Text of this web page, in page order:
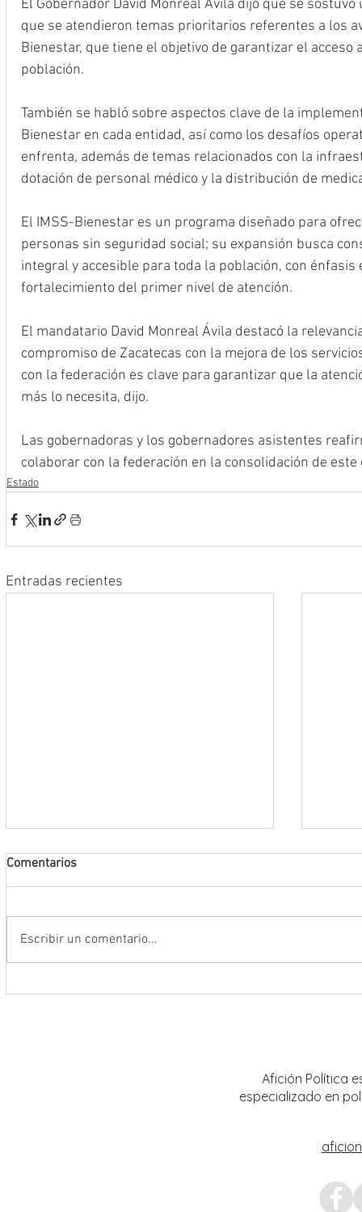
El Gobernador David Monreal Ávila dijo que se
que se atendieron temas prioritarios referentes a los
Bienestar, que tiene el objetivo de garantizar el
población.
También se habló sobre aspectos clave de la
Bienestar en cada entidad, así como los desafíos
enfrenta, además de temas relacionados con la
dotación de personal médico y la distribución de
El IMSS-Bienestar es un programa diseñado para
personas sin seguridad social; su expansión busca
integral y accesible para toda la población, con
fortalecimiento del primer nivel de atención.
El mandatario David Monreal Ávila destacó la
compromiso de Zacatecas con la mejora de los
con la federación es clave para garantizar que la
más lo necesita, dijo.
Las gobernadoras y los gobernadores asistentes
colaborar con la federación en la consolidación de
Estado
Entradas recientes
Comentarios
Escribir un comentario...
Afición Política
especializado en